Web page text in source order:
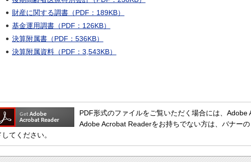
財産に関する調書（PDF：189KB）
基金運用調書（PDF：126KB）
決算附属書（PDF：536KB）
決算附属資料（PDF：3,543KB）
PDF形式のファイルをご覧いただく場合には、Adobe
Adobe Acrobat Readerをお持ちでない方は、バナー
してください。